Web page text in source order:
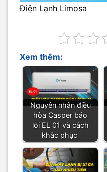
Điện Lạnh Limosa
Xem thêm:
Nguyên nhân điều
hòa Casper báo
lỗi EL 01 và cách
khắc phục